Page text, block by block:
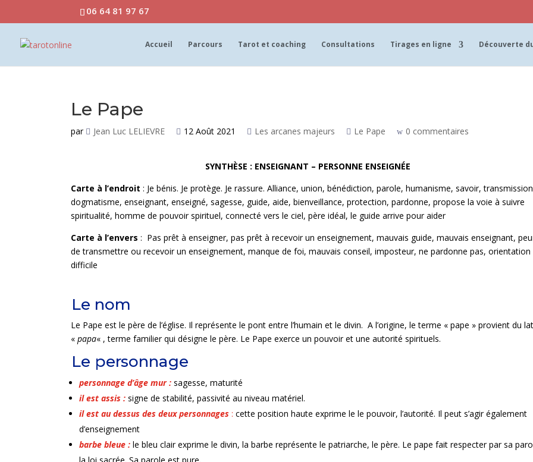
06 64 81 97 67
Accueil Parcours Tarot et coaching Consultations Tirages en ligne Découverte
Le Pape
par Jean Luc LELIEVRE 12 Août 2021 Les arcanes majeurs Le Pape 0 commentaires
SYNTHÈSE : ENSEIGNANT – PERSONNE ENSEIGNÉE
Carte à l’endroit : Je bénis. Je protège. Je rassure. Alliance, union, bénédiction, parole, humanisme, savoir,
dogmatisme, enseignant, enseigné, sagesse, guide, aide, bienveillance, protection, pardonne, propose la voie à suivre
spiritualité, homme de pouvoir spirituel, connecté vers le ciel, père idéal, le guide arrive pour aider
Carte à l’envers: Pas prêt à enseigner, pas prêt à recevoir un enseignement, mauvais guide, mauvais enseignant,
de transmettre ou recevoir un enseignement, manque de foi, mauvais conseil, imposteur, ne pardonne pas, orientation
difficile
Le Pape est le père de l’église. Il représente le pont entre l’humain et le divin. A l’origine, le terme « pape » provient du
«papa« , terme familier qui désigne le père. Le Pape exerce un pouvoir et une autorité spirituels.
personnage d’âge mur : sagesse, maturité
il est assis : signe de stabilité, passivité au niveau matériel.
il estau dessus des deux personnages :cette position haute exprime le le pouvoir, l’autorité. Il peut s’agir également
d’enseignement
barbe bleue : le bleu clair exprime le divin, la barbe représente le patriarche, le père. Le pape fait respecter par sa
la loi sacrée. Sa parole est pure.